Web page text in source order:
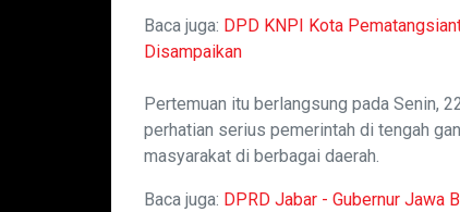
Baca juga: DPD KNPI Kota
Disampaikan
Pertemuan itu berlangsung pada Senin,
perhatian serius pemerintah di tengah
masyarakat di berbagai daerah.
Baca juga: DPRD Jabar - Gubernur Jawa